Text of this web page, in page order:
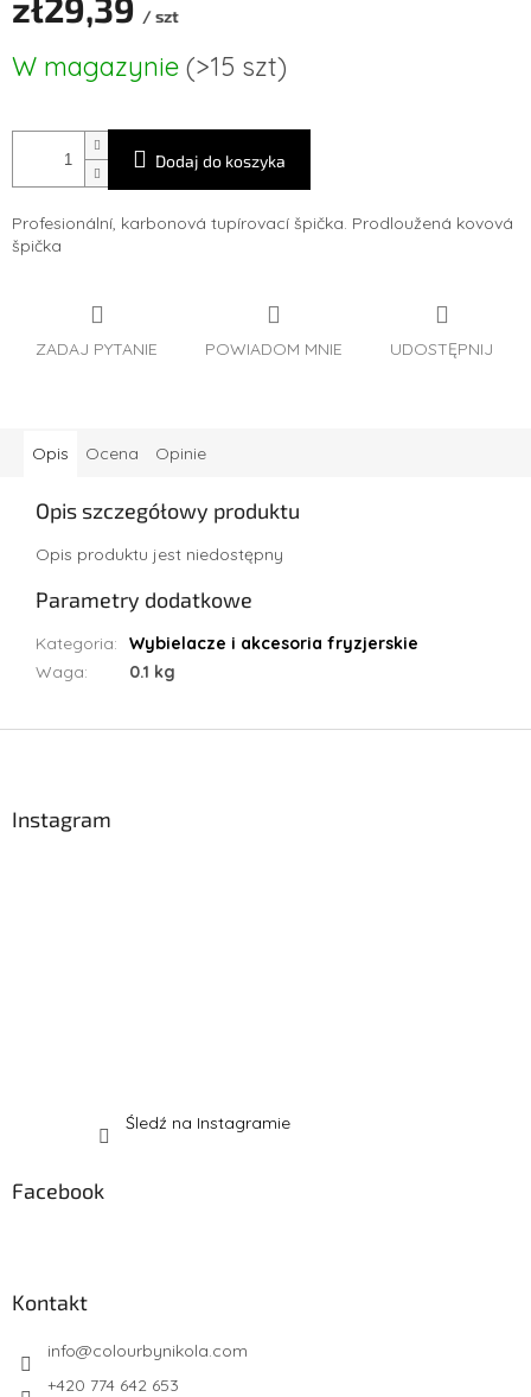
/ szt
jednostkowa:
W magazynie (>15 szt)
Dodaj do koszyka
Profesionální, karbonová tupírovací špička. Prodloužená kovová
špička
ZADAJ PYTANIE POWIADOM MNIE UDOSTĘPNIJ
Opis Ocena Opinie
Opis szczegółowy produktu
Opis produktu jest niedostępny
Parametry dodatkowe
Kategoria:
Wybielacze i akcesoria fryzjerskie
Waga: 0.1 kg
Instagram
Śledź na Instagramie
Facebook
Kontakt
info@colourbynikola.com
+420 774 642 653